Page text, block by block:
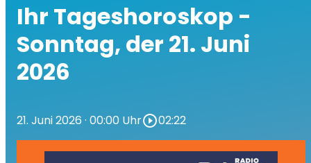
Ihr Tageshoroskop -
Sonntag, der 21. Juni
2026
21. Juni 2026 · 00:00 Uhrplay_circle_outline02:22